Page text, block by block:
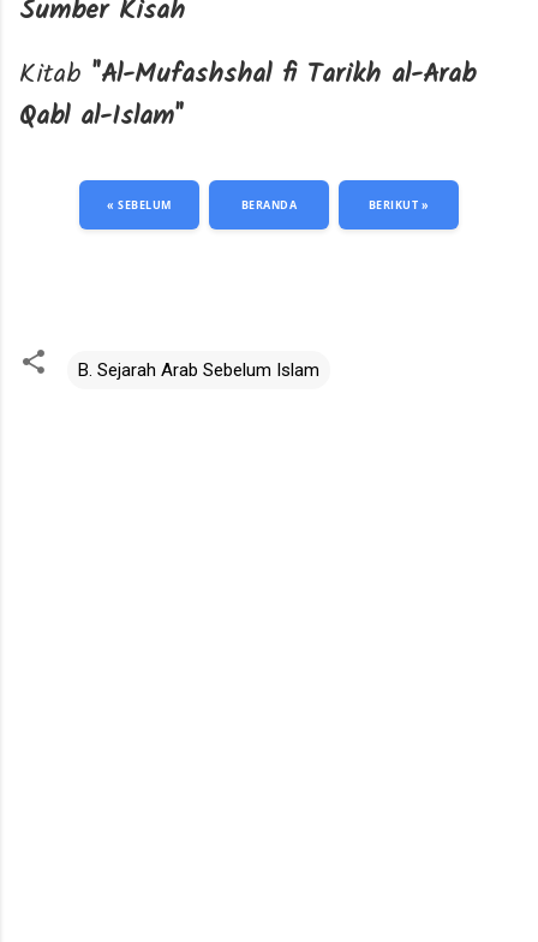
Sumber Kisah
Kitab "Al-Mufashshal fi Tarikh al-Arab
Qabl al-Islam"
« SEBELUM BERANDA BERIKUT »
B. Sejarah Arab Sebelum Islam